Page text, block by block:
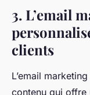
3. L’email
clients
L’email
contenu qui offre